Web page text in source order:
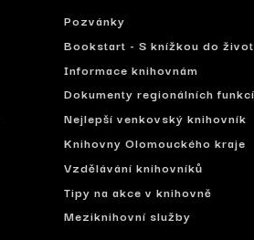
Pozvánky
Bookstart - S knížkou do
Informace knihovnám
Dokumenty regionálních funkcí
Nejlepší venkovský knihovník
Knihovny Olomouckého kraje
Vzdělávání knihovníků
Tipy na akce v knihovně
Meziknihovní služby